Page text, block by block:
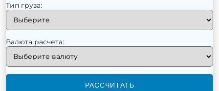
Тип груза:
Валюта расчета:
РАССЧИТАТЬ